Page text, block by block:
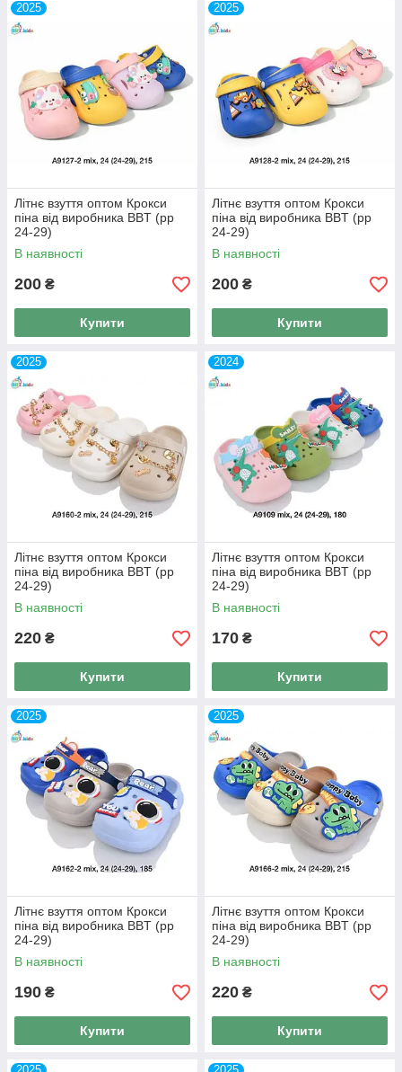
2025
Літнє взуття оптом Крокси
піна від виробника BBT (рр
24-29)
В наявності
200 ₴
Купити
2025
Літнє взуття оптом Крокси
піна від виробника BBT (рр
24-29)
В наявності
200 ₴
Купити
2025
Літнє взуття оптом Крокси
піна від виробника BBT (рр
24-29)
В наявності
220 ₴
Купити
2024
Літнє взуття оптом Крокси
піна від виробника BBT (рр
24-29)
В наявності
170 ₴
Купити
2025
Літнє взуття оптом Крокси
піна від виробника BBT (рр
24-29)
В наявності
190 ₴
Купити
2025
Літнє взуття оптом Крокси
піна від виробника BBT (рр
24-29)
В наявності
220 ₴
Купити